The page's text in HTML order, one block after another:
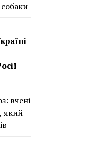
вчені
який